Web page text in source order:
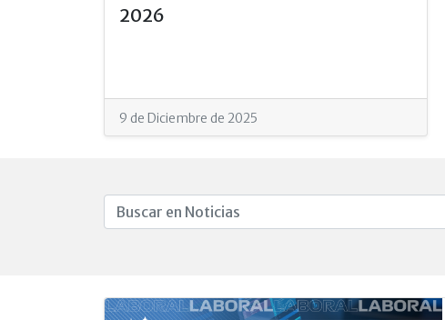
2026
9 de Diciembre de 2025